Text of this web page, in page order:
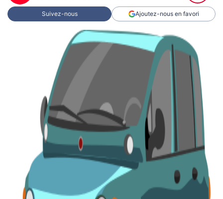
Suivez-nous Ajoutez-nous en favori